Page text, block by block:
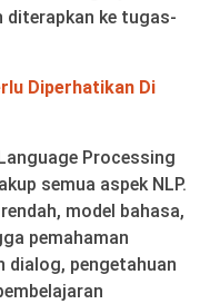
diterapkan ke tugas-
Diperhatikan Di
Processing
semua aspek NLP.
model bahasa,
pemahaman
pengetahuan